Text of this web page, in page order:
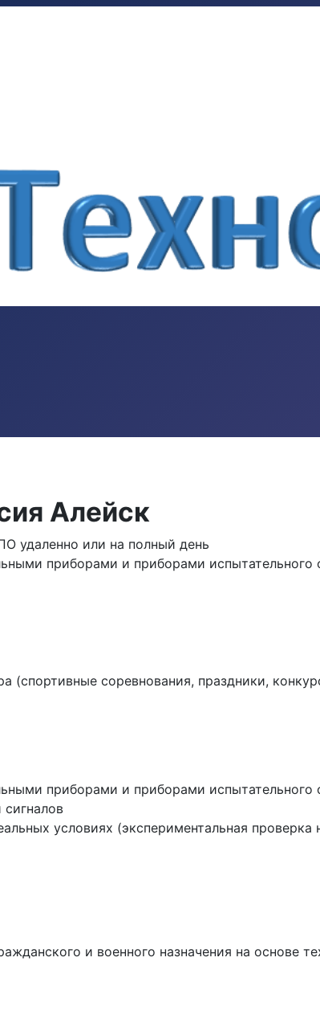
Алейск
удаленно или на полный день
приборами и приборами испытательного
(спортивные соревнования, праздники,
приборами и приборами испытательного
условиях (экспериментальная проверка
и военного назначения на основе